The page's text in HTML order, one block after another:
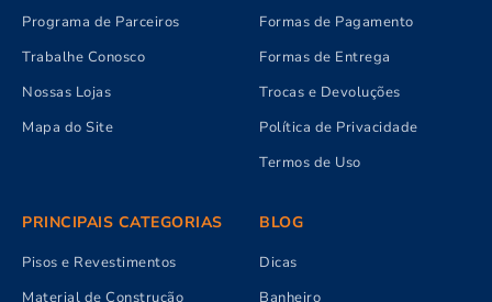
Programa de Parceiros
Trabalhe Conosco
Nossas Lojas
Mapa do Site
Formas de Pagamento
Formas de Entrega
Trocas e Devoluções
Política de Privacidade
Termos de Uso
PRINCIPAIS CATEGORIAS
Pisos e Revestimentos
Material de Construção
BLOG
Dicas
Banheiro